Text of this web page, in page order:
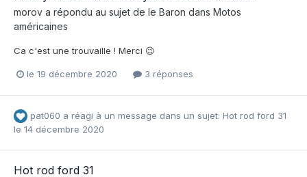
morov a répondu au sujet de le Baron dans Motos
américaines
Ca c'est une trouvaille ! Merci 😉
le 19 décembre 2020 3 réponses
pat060 a réagi à un message dans un sujet: Hot rod ford 31
le 14 décembre 2020
Hot rod ford 31